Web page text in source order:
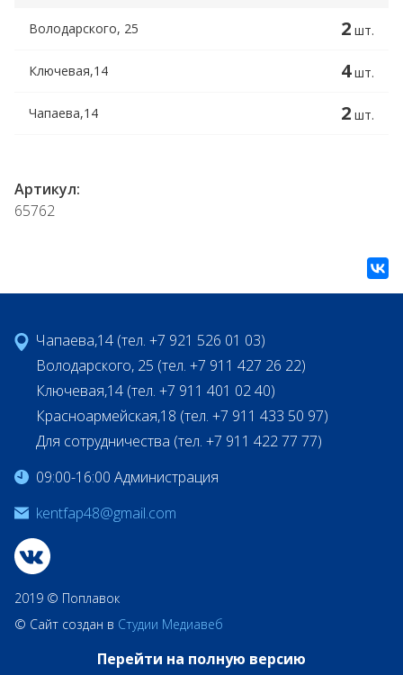
Володарского, 25 2 шт.
Ключевая,14 4шт.
Чапаева,14 2 шт.
Артикул:
65762
Чапаева,14 (тел. +7 921 526 01 03)
Володарского, 25 (тел. +7 911 427 26 22)
Ключевая,14 (тел. +7 911 401 02 40)
Красноармейская,18 (тел. +7 911 433 50 97)
Для сотрудничества (тел. +7 911 422 77 77)
09:00-16:00 Администрация
kentfap48@gmail.com
2019 © Поплавок
© Сайт создан в Студии Медиавеб
Перейти на полную версию